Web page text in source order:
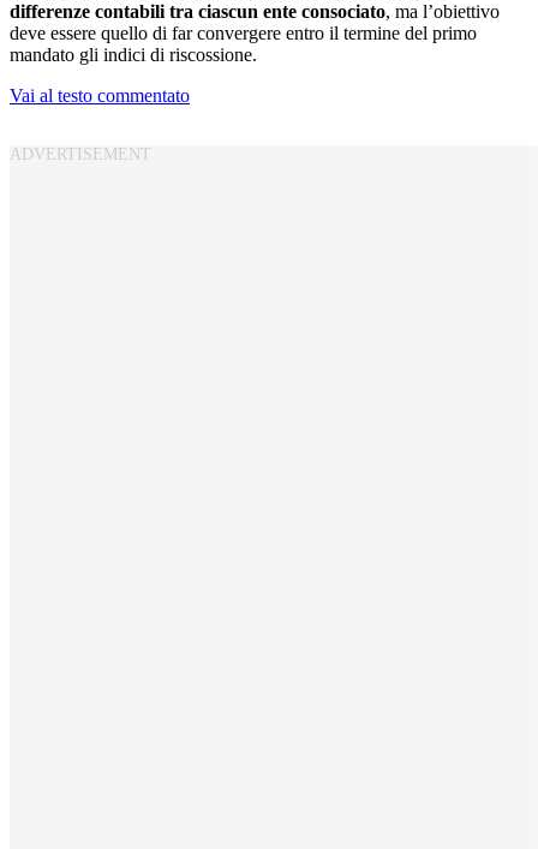
differenze contabili tra ciascun ente consociato, ma l’obiettivo
deve essere quello di far convergere entro il termine del primo
mandato gli indici di riscossione.
Vai al testo commentato